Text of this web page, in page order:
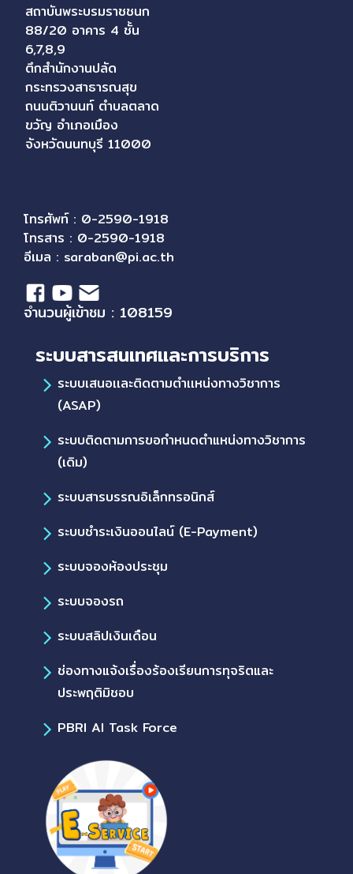
สถาบันพระบรมราชชนก
88/20 อาคาร 4 ชั้น
6,7,8,9
ตึกสำนักงานปลัด
กระทรวงสาธารณสุข
ถนนติวานนท์ ตำบลตลาด
ขวัญ อำเภอเมือง
จังหวัดนนทบุรี 11000
โทรศัพท์ : 0-2590-1918
โทรสาร : 0-2590-1918
อีเมล : saraban@pi.ac.th
จำนวนผู้เข้าชม : 108159
ระบบสารสนเทศและการบริการ
ระบบเสนอเเละติดตามตำเเหน่งทางวิชาการ
(ASAP)
ระบบติดตามการขอกำหนดตำแหน่งทางวิชาการ
(เดิม)
ระบบสารบรรณอิเล็กทรอนิกส์
ระบบชำระเงินออนไลน์ (E-Payment)
ระบบจองห้องประชุม
ระบบจองรถ
ระบบสลิปเงินเดือน
ช่องทางแจ้งเรื่องร้องเรียนการทุจริตและ
ประพฤติมิชอบ
PBRI AI Task Force